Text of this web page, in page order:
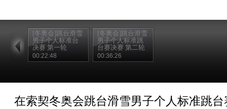
[冬奥会]跳台滑雪
男子个人标准台
决赛 第一轮
00:22:48
[冬奥会]跳台滑雪
男子个人标准跳
台赛决赛 第二轮
00:36:26
在索契冬奥会跳台滑雪男子个人标准跳